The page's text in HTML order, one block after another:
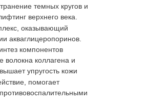
темных кругов и
верхнего века.
оказывающий
акваглицеропоринов.
компонентов
волокна коллагена и
упругость кожи
помогает